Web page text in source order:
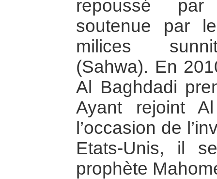
repoussé par
soutenue par
milices
(Sahwa). En
Al Baghdadi
Ayant rejoint
l’occasion de
Etats-Unis, il
prophète